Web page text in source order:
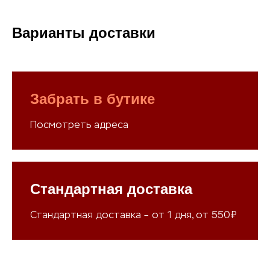
Варианты доставки
Забрать в бутике
Посмотреть адреса
Стандартная доставка
Стандартная доставка – от 1 дня, от 550₽